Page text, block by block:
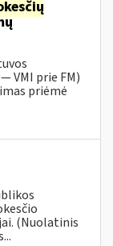
VMI prie FM)
priėmė
(Nuolatinis